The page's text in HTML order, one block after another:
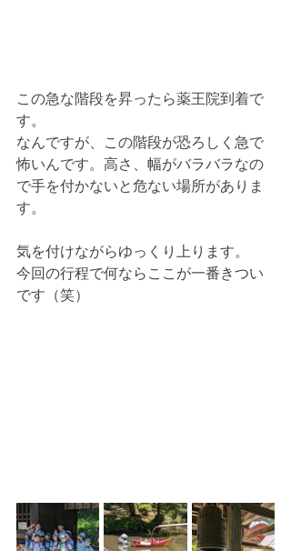
この急な階段を昇ったら薬王院到着で
す。
なんですが、この階段が恐ろしく急で
怖いんです。高さ、幅がバラバラなの
で手を付かないと危ない場所がありま
す。
気を付けながらゆっくり上ります。
今回の行程で何ならここが一番きつい
です（笑）